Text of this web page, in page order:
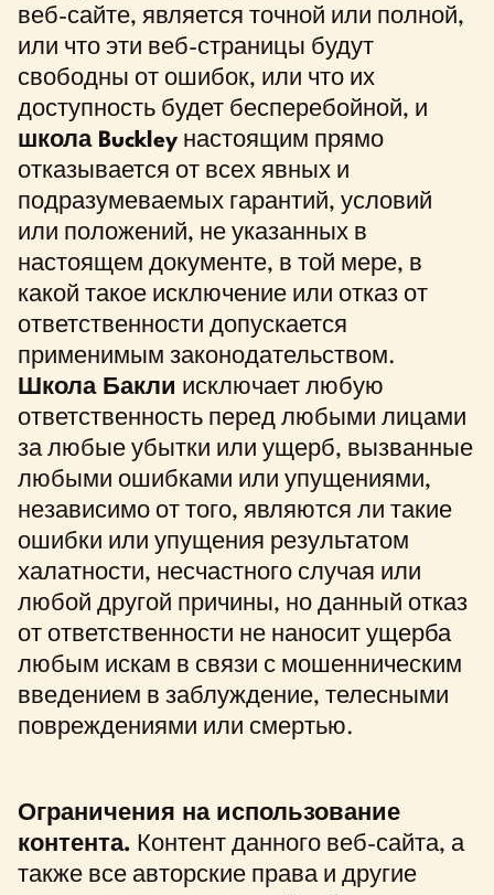
веб-сайте, является точной или полной,
или что эти веб-страницы будут
свободны от ошибок, или что их
доступность будет бесперебойной, и
школа Buckleyнастоящим прямо
отказывается от всех явных и
подразумеваемых гарантий, условий
или положений, не указанных в
настоящем документе, в той мере, в
какой такое исключение или отказ от
ответственности допускается
применимым законодательством.
Школа Бакли исключает любую
ответственность перед любыми лицами
за любые убытки или ущерб, вызванные
любыми ошибками или упущениями,
независимо от того, являются ли такие
ошибки или упущения результатом
халатности, несчастного случая или
любой другой причины, но данный отказ
от ответственности не наносит ущерба
любым искам в связи с мошенническим
введением в заблуждение, телесными
повреждениями или смертью.
Ограничения на использование
контента. Контент данного веб-сайта, а
также все авторские права и другие